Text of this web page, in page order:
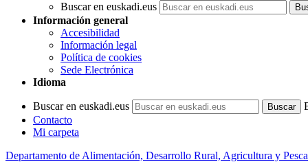
Buscar en euskadi.eus
Información general
Accesibilidad
Información legal
Política de cookies
Sede Electrónica
Idioma
Buscar en euskadi.eus
Contacto
Mi carpeta
Departamento de Alimentación, Desarrollo Rural, Agricultura y Pesca